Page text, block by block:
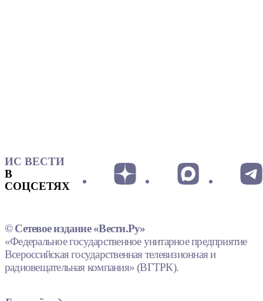
ИС ВЕСТИ
В
СОЦСЕТЯХ
© Сетевое издание «Вести.Ру»
«Федеральное государственное унитарное предприятие
Всероссийская государственная телевизионная и
радиовещательная компания» (ВГТРК).